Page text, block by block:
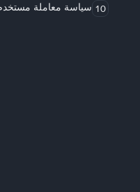
10 سياسة معاملة